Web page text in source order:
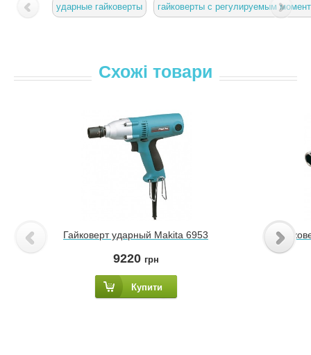
ударные гайковерты гайковерты с регулируемым
Схожі товари
Гайковерт ударный Makita 6953
9220 грн
Купити